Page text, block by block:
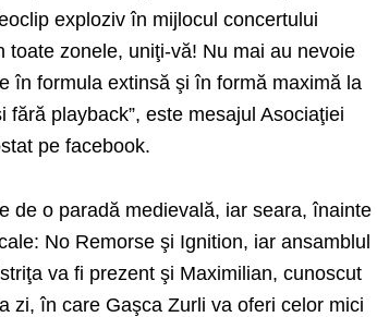
exploziv în mijlocul concertului
zonele, uniţi-vă! Nu mai au nevoie
în formula extinsă şi în formă maximă la
playback”, este mesajul Asociaţiei
pe facebook.
de o paradă medievală, iar seara, înainte
No Remorse şi Ignition, iar ansamblul
va fi prezent şi Maximilian, cunoscut
zi, în care Gaşca Zurli va oferi celor mici